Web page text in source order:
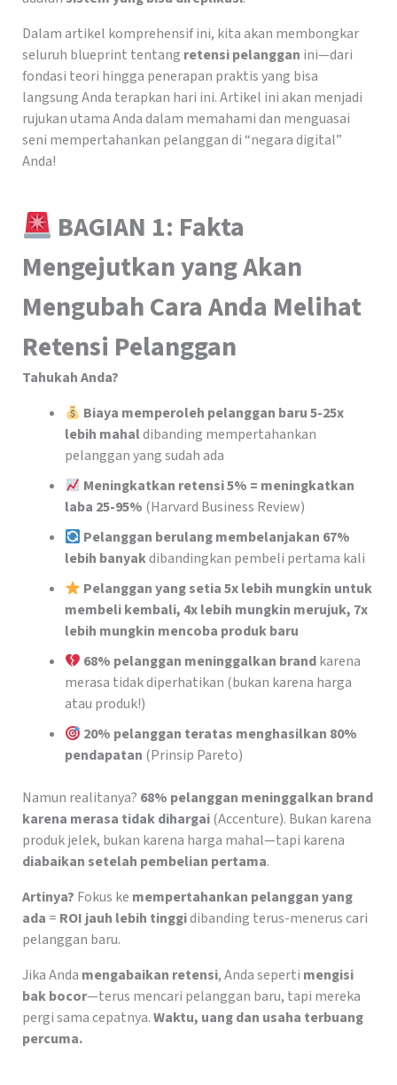
Dalam artikel komprehensif ini, kita akan membongkar
seluruh blueprint tentang retensi pelanggan ini—dari
fondasi teori hingga penerapan praktis yang bisa
langsung Anda terapkan hari ini. Artikel ini akan menjadi
rujukan utama Anda dalam memahami dan menguasai
seni mempertahankan pelanggan di “negara digital”
Anda!
BAGIAN 1: Fakta
Mengejutkan yang Akan
Mengubah Cara Anda Melihat
Retensi Pelanggan
Tahukah Anda?
Biaya memperoleh pelanggan baru 5-25x
lebih mahaldibanding mempertahankan
pelanggan yang sudah ada
Meningkatkan retensi 5% = meningkatkan
laba 25-95% (Harvard Business Review)
Pelanggan berulang membelanjakan 67%
lebih banyakdibandingkan pembeli pertama kali
Pelanggan yang setia 5x lebih mungkin untuk
membeli kembali, 4x lebih mungkin merujuk, 7x
lebih mungkin mencoba produk baru
68% pelanggan meninggalkan brandkarena
merasa tidak diperhatikan (bukan karena harga
atau produk!)
20% pelanggan teratas menghasilkan 80%
pendapatan (Prinsip Pareto)
Namun realitanya? 68% pelanggan meninggalkan brand
karena merasa tidak dihargai(Accenture). Bukan karena
produk jelek, bukan karena harga mahal—tapi karena
diabaikan setelah pembelian pertama.
Artinya? Fokus ke mempertahankan pelanggan yang
ada = ROI jauh lebih tinggidibanding terus-menerus cari
pelanggan baru.
Jika Anda mengabaikan retensi, Anda seperti mengisi
bak bocor—terus mencari pelanggan baru, tapi mereka
pergi sama cepatnya.Waktu, uang dan usaha terbuang
percuma.